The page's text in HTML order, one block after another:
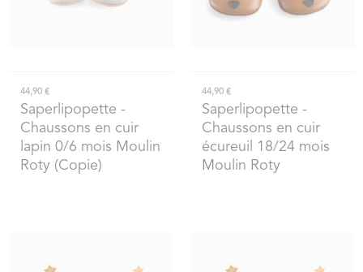
44,90 €
Saperlipopette -
Chaussons en cuir
lapin 0/6 mois Moulin
Roty (Copie)
44,90 €
Saperlipopette -
Chaussons en cuir
écureuil 18/24 mois
Moulin Roty